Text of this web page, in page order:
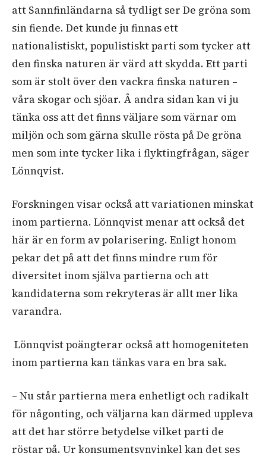
att Sannfinländarna så tydligt ser De gröna som
sin fiende. Det kunde ju finnas ett
nationalistiskt, populistiskt parti som tycker att
den finska naturen är värd att skydda. Ett parti
som är stolt över den vackra finska naturen –
våra skogar och sjöar. Å andra sidan kan vi ju
tänka oss att det finns väljare som värnar om
miljön och som gärna skulle rösta på De gröna
men som inte tycker lika i flyktingfrågan, säger
Lönnqvist.
Forskningen visar också att variationen minskat
inom partierna. Lönnqvist menar att också det
här är en form av polarisering. Enligt honom
pekar det på att det finns mindre rum för
diversitet inom själva partierna och att
kandidaterna som rekryteras är allt mer lika
varandra.
Lönnqvist poängterar också att homogeniteten
inom partierna kan tänkas vara en bra sak.
– Nu står partierna mera enhetligt och radikalt
för någonting, och väljarna kan därmed uppleva
att det har större betydelse vilket parti de
röstar på. Ur konsumentsynvinkel kan det ses